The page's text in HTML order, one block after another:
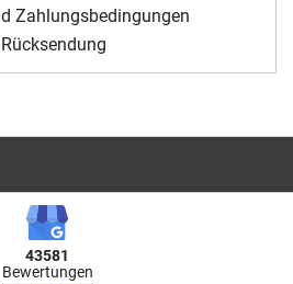
Zahlungsbedingungen
43581
Bewertungen